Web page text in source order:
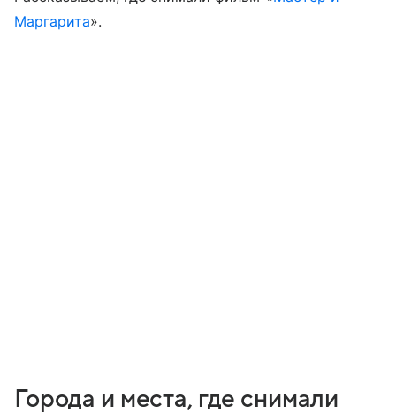
Маргарита».
Города и места, где снимали